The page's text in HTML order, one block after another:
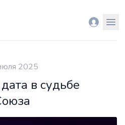
Вход
2025
в судьбе